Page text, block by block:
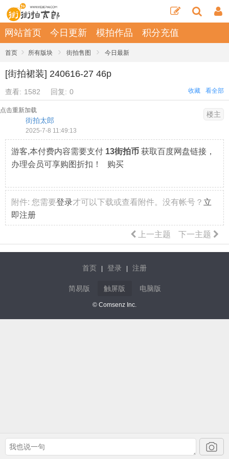
网站首页 今日更新 模拍作品 积分充值
首页 › 所有版块 › 街拍售图 › 今日最新
[街拍裙装] 240616-27 46p
查看: 1582 回复: 0 看全部
收藏
点击重新加载
街拍太郎
2025-7-8 11:49:13
楼主
游客,本付费内容需要支付 13街拍币 获取百度网盘链接，
办理会员可享购图折扣！ 购买
附件: 您需要登录才可以下载或查看附件。没有帐号？ 立
即注册
下一主题
上一主题
首页 登录 注册
简易版 触屏版 电脑版
© Comsenz Inc.